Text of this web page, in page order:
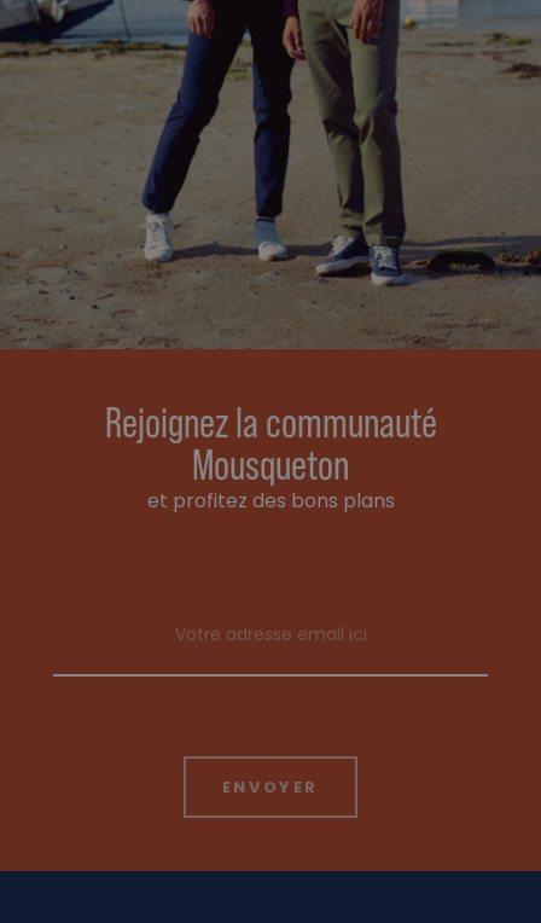
Rejoignez la communauté
Mousqueton
et profitez des bons plans